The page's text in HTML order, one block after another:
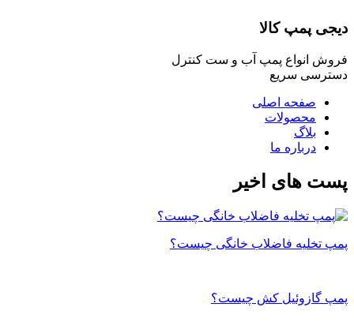
دیجی پمپ کالا
فروش انواع پمپ آب و ست کنترل
دسترسی سریع
صفحه اصلی
محصولات
بلاگ
درباره ما
پست های اخیر
پمپ تخلیه فاضلاب خانگی چیست؟
پمپ گازوئیل کش چیست؟